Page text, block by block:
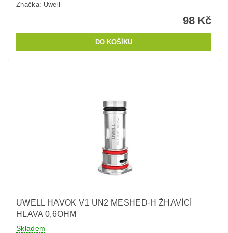
Značka: Uwell
98 Kč
UWELL HAVOK V1 UN2 MESHED-H ŽHAVÍCÍ
HLAVA 0,6OHM
Skladem